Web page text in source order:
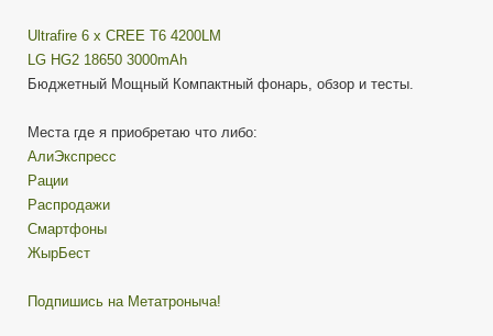
Ultrafire 6 x CREE T6 4200LM
LG HG2 18650 3000mAh
Бюджетный Мощный Компактный фонарь, обзор и тесты.
Места где я приобретаю что либо:
АлиЭкспресс
Рации
Распродажи
Смартфоны
ЖырБест
Подпишись на Метатроныча!